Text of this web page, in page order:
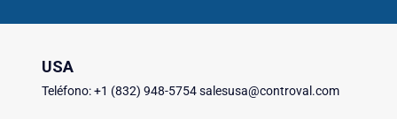
USA
Teléfono: +1 (832) 948-5754 salesusa@controval.com